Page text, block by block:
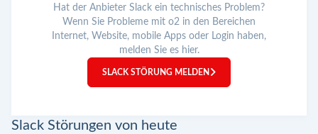
Hat der Anbieter Slack ein technisches Problem?
Wenn Sie Probleme mit o2 in den Bereichen
Internet, Website, mobile Apps oder Login haben,
melden Sie es hier.
SLACK STÖRUNG MELDEN
Slack Störungen von heute